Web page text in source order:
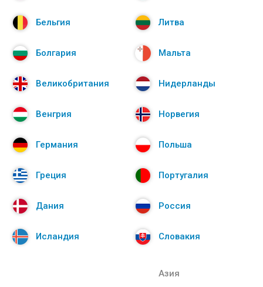
Бельгия
Болгария
Великобритания
Венгрия
Германия
Греция
Дания
Исландия
Литва
Мальта
Нидерланды
Норвегия
Польша
Португалия
Россия
Словакия
Азия